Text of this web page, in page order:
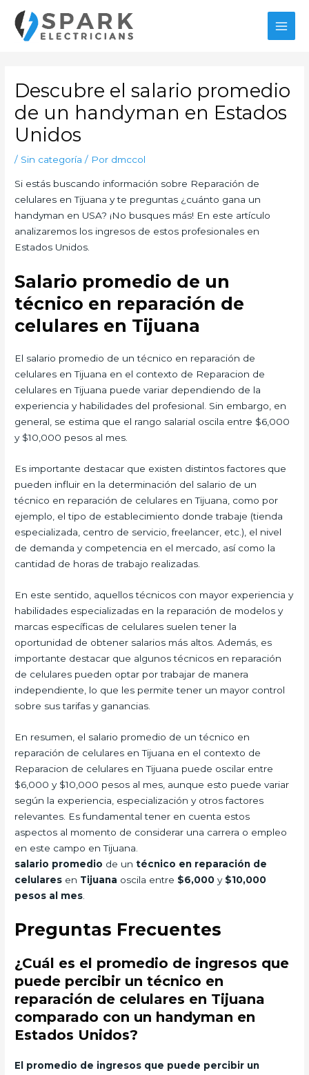
contenido
Descubre el salario promedio
de un handyman en Estados
Unidos
/ Sin categoría / Por dmccol
Si estás buscando información sobre Reparación de
celulares en Tijuana y te preguntas ¿cuánto gana un
handyman en USA? ¡No busques más! En este artículo
analizaremos los ingresos de estos profesionales en
Estados Unidos.
Salario promedio de un
técnico en reparación de
celulares en Tijuana
El salario promedio de un técnico en reparación de
celulares en Tijuana en el contexto de Reparacion de
celulares en Tijuana puede variar dependiendo de la
experiencia y habilidades del profesional. Sin embargo, en
general, se estima que el rango salarial oscila entre $6,000
y $10,000 pesos al mes.
Es importante destacar que existen distintos factores que
pueden influir en la determinación del salario de un
técnico en reparación de celulares en Tijuana, como por
ejemplo, el tipo de establecimiento donde trabaje (tienda
especializada, centro de servicio, freelancer, etc.), el nivel
de demanda y competencia en el mercado, así como la
cantidad de horas de trabajo realizadas.
En este sentido, aquellos técnicos con mayor experiencia y
habilidades especializadas en la reparación de modelos y
marcas específicas de celulares suelen tener la
oportunidad de obtener salarios más altos. Además, es
importante destacar que algunos técnicos en reparación
de celulares pueden optar por trabajar de manera
independiente, lo que les permite tener un mayor control
sobre sus tarifas y ganancias.
En resumen, el salario promedio de un técnico en
reparación de celulares en Tijuana en el contexto de
Reparacion de celulares en Tijuana puede oscilar entre
$6,000 y $10,000 pesos al mes, aunque esto puede variar
según la experiencia, especialización y otros factores
relevantes. Es fundamental tener en cuenta estos
aspectos al momento de considerar una carrera o empleo
en este campo en Tijuana.
salario promedio de untécnico en reparación de
celulares en Tijuana oscila entre $6,000 y $10,000
pesos al mes
Preguntas Frecuentes
¿Cuál es el promedio de ingresos que
puede percibir un técnico en
reparación de celulares en Tijuana
comparado con un handyman en
Estados Unidos?
El promedio de ingresos que puede percibir un
entradas